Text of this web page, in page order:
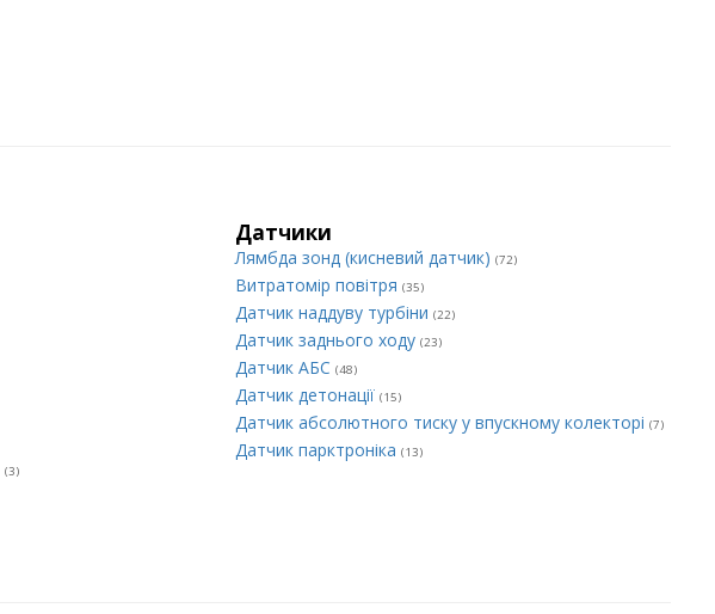
Датчики
Лямбда зонд (кисневий датчик) (72)
Витратомір повітря (35)
Датчик наддуву турбіни (22)
Датчик заднього ходу (23)
Датчик АБС (48)
Датчик детонації (15)
Датчик абсолютного тиску у впускному колекторі (7)
Датчик парктроніка (13)
(3)